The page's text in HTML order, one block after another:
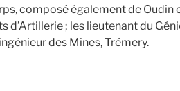
composé également de Oudin
d’Artillerie ; les lieutenant du
des Mines, Trémery.